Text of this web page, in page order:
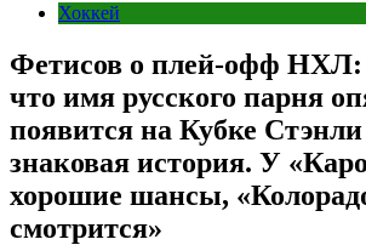
Хоккей
Фетисов о плей-офф
что имя русского парня
появится на Кубке Стэнли
знаковая история. У
хорошие шансы,
смотрится»